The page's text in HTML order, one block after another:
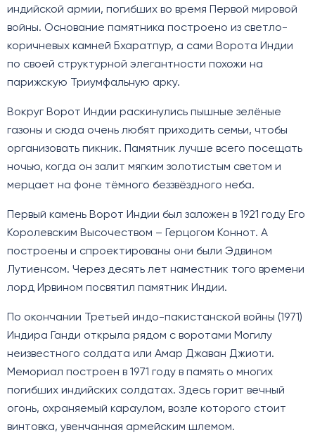
индийской армии, погибших во время Первой мировой
войны. Основание памятника построено из светло-
коричневых камней Бхаратпур, а сами Ворота Индии
по своей структурной элегантности похожи на
парижскую Триумфальную арку.
Вокруг Ворот Индии раскинулись пышные зелёные
газоны и сюда очень любят приходить семьи, чтобы
организовать пикник. Памятник лучше всего посещать
ночью, когда он залит мягким золотистым светом и
мерцает на фоне тёмного беззвёздного неба.
Первый камень Ворот Индии был заложен в 1921 году Его
Королевским Высочеством – Герцогом Коннот. А
построены и спроектированы они были Эдвином
Лутиенсом. Через десять лет наместник того времени
лорд Ирвином посвятил памятник Индии.
По окончании Третьей индо-пакистанской войны (1971)
Индира Ганди открыла рядом с воротами Могилу
неизвестного солдата или Амар Джаван Джиоти.
Мемориал построен в 1971 году в память о многих
погибших индийских солдатах. Здесь горит вечный
огонь, охраняемый караулом, возле которого стоит
винтовка, увенчанная армейским шлемом.